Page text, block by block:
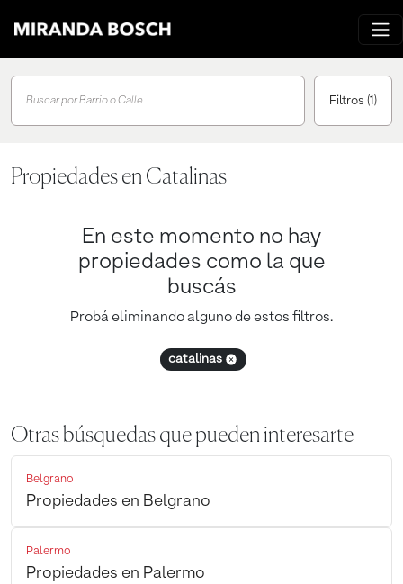
Buscar por Barrio o Calle Filtros (1)
Propiedades en Catalinas
En este momento no hay
propiedades como la que
buscás
Probá eliminando alguno de estos filtros.
catalinas
Otras búsquedas que pueden interesarte
Belgrano
Propiedades en Belgrano
Palermo
Propiedades en Palermo